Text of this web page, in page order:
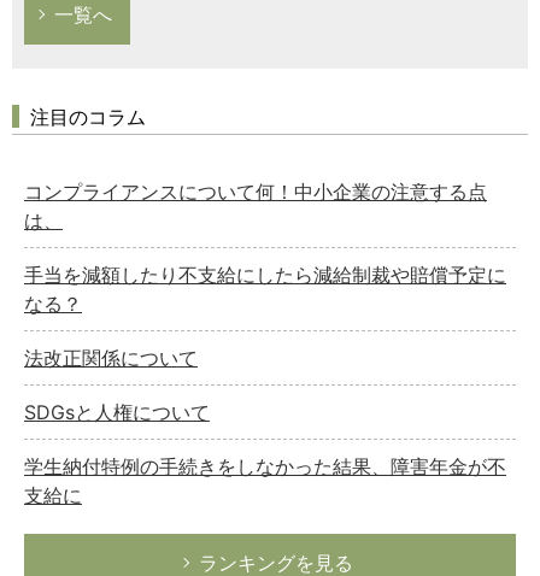
一覧へ
注目のコラム
コンプライアンスについて何！中小企業の注意する点
は、
手当を減額したり不支給にしたら減給制裁や賠償予定に
なる？
法改正関係について
SDGsと人権について
学生納付特例の手続きをしなかった結果、障害年金が不
支給に
ランキングを見る